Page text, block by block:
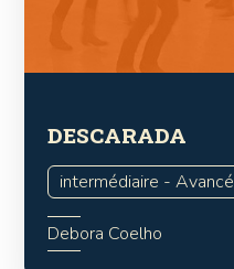
DESCARADA
intermédiaire - Avancé
Debora Coelho